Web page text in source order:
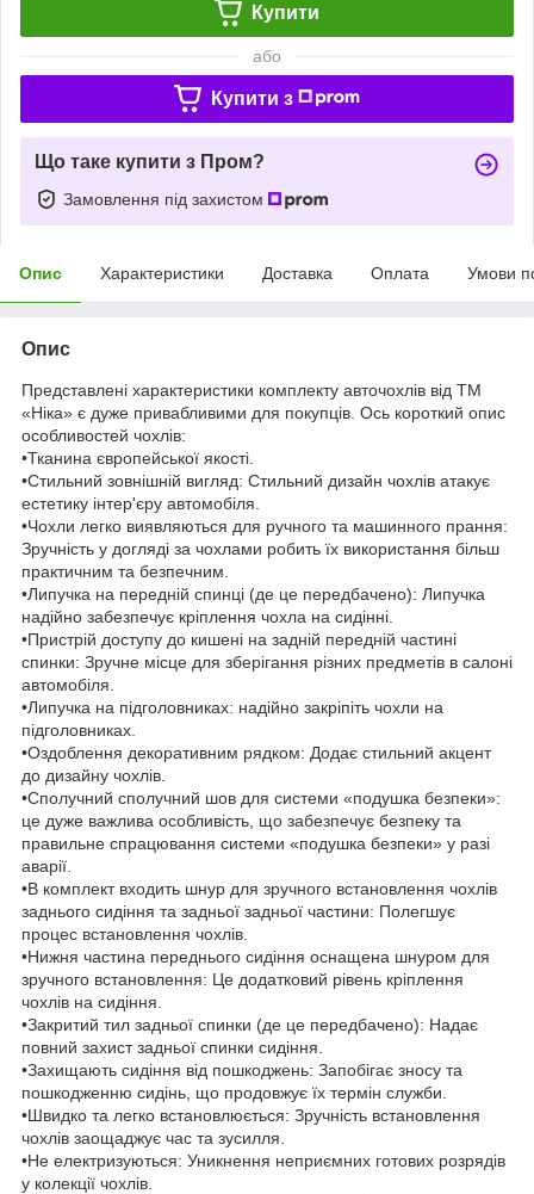
Купити
або
Купити з
Що таке купити з Пром?
Замовлення під захистом
Опис Характеристики Доставка Оплата Умови
Опис
Представлені характеристики комплекту авточохлів від ТМ
«Ніка» є дуже привабливими для покупців. Ось короткий опис
особливостей чохлів:
•Тканина європейської якості.
•Стильний зовнішній вигляд: Стильний дизайн чохлів атакує
естетику інтер'єру автомобіля.
•Чохли легко виявляються для ручного та машинного прання:
Зручність у догляді за чохлами робить їх використання більш
практичним та безпечним.
•Липучка на передній спинці (де це передбачено): Липучка
надійно забезпечує кріплення чохла на сидінні.
•Пристрій доступу до кишені на задній передній частині
спинки: Зручне місце для зберігання різних предметів в салоні
автомобіля.
•Липучка на підголовниках: надійно закріпіть чохли на
підголовниках.
•Оздоблення декоративним рядком: Додає стильний акцент
до дизайну чохлів.
•Сполучний сполучний шов для системи «подушка безпеки»:
це дуже важлива особливість, що забезпечує безпеку та
правильне спрацювання системи «подушка безпеки» у разі
аварії.
•В комплект входить шнур для зручного встановлення чохлів
заднього сидіння та задньої задньої частини: Полегшує
процес встановлення чохлів.
•Нижня частина переднього сидіння оснащена шнуром для
зручного встановлення: Це додатковий рівень кріплення
чохлів на сидіння.
•Закритий тил задньої спинки (де це передбачено): Надає
повний захист задньої спинки сидіння.
•Захищають сидіння від пошкоджень: Запобігає зносу та
пошкодженню сидінь, що продовжує їх термін служби.
•Швидко та легко встановлюється: Зручність встановлення
чохлів заощаджує час та зусилля.
•Не електризуються: Уникнення неприємних готових розрядів
у колекції чохлів.